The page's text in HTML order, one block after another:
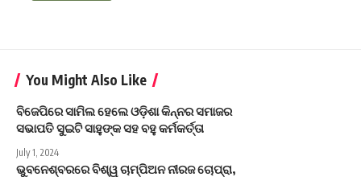
You Might Also Like
ବିଜେପିରେ ସାମିଲ ହେଲେ ଓଡ଼ିଶା କିନ୍ନର ସମାଜର
ସଭାପତି ସୁଇଟି ସାହୁଙ୍କ ସହ ବହୁ କର୍ମକର୍ତ୍ତା
July 1, 2024
ଭୁବନେଶ୍ବରରେ ବିଶ୍ୱ ଚାମ୍ପିଅନ ନୀରଜ ଚୋପ୍ରା,